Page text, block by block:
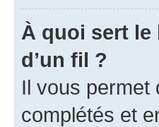
À quoi sert le
d’un fil ?
Il vous permet
complétés et